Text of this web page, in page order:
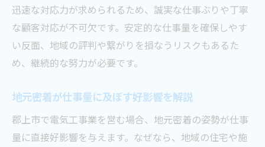
迅速な対応力が求められるため、誠実な仕事ぶりや丁寧
な顧客対応が不可欠です。安定的な仕事量を確保しやす
い反面、地域の評判や繋がりを損なうリスクもあるた
め、継続的な努力が必要です。
地元密着が仕事量に及ぼす好影響を解説
郡上市で電気工事業を営む場合、地元密着の姿勢が仕事
量に直接好影響を与えます。なぜなら、地域の住宅や施